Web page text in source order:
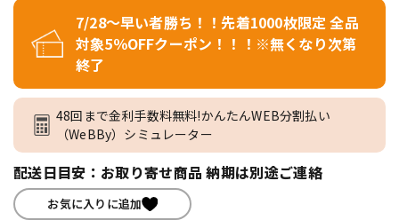
7/28～早い者勝ち！！先着1000枚限定 全品
対象5％OFFクーポン！！！※無くなり次第
終了
48回まで金利手数料無料!かんたんWEB分割払い
（WeBBy）シミュレーター
配送日目安：お取り寄せ商品 納期は別途ご連絡
お気に入りに追加